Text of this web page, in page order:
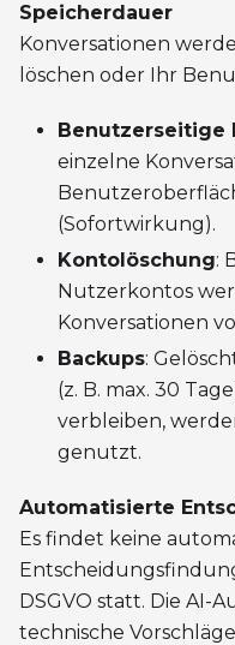
Speicherdauer
Konversationen
löschen oder Ihr
Benutzerseitige
einzelne
(Sofortwirkung).
Kontolöschung:
Nutzerkontos
Konversationen
Backups:
(z. B. max. 30
verbleiben,
genutzt.
Automatisierte
Es findet keine
DSGVO statt. Die AI-
technische